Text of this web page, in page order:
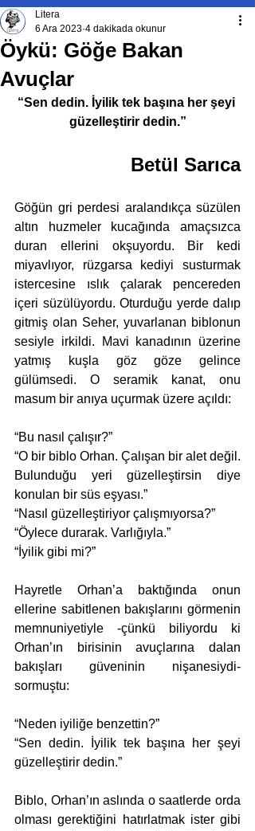
Öykü: Göğe Bakan
Avuçlar
Litera
6 Ara 2023 4 dakikada okunur
“Sen dedin. İyilik tek başına her şeyi
güzelleştirir dedin.”
Betül Sarıca
Göğün gri perdesi aralandıkça süzülen
altın huzmeler kucağında amaçsızca
duran ellerini okşuyordu. Bir kedi
miyavlıyor, rüzgarsa kediyi susturmak
istercesine ıslık çalarak pencereden
içeri süzülüyordu. Oturduğu yerde dalıp
gitmiş olan Seher, yuvarlanan biblonun
sesiyle irkildi. Mavi kanadının üzerine
yatmış kuşla göz göze gelince
gülümsedi. O seramik kanat, onu
masum bir anıya uçurmak üzere açıldı:
“Bu nasıl çalışır?”
“O bir biblo Orhan. Çalışan bir alet değil.
Bulunduğu yeri güzelleştirsin diye
konulan bir süs eşyası.”
“Nasıl güzelleştiriyor çalışmıyorsa?”
“Öylece durarak. Varlığıyla.”
“İyilik gibi mi?”
Hayretle Orhan’a baktığında onun
ellerine sabitlenen bakışlarını görmenin
memnuniyetiyle -çünkü biliyordu ki
Orhan’ın birisinin avuçlarına dalan
bakışları güveninin nişanesiydi-
sormuştu:
“Neden iyiliğe benzettin?”
“Sen dedin. İyilik tek başına her şeyi
güzelleştirir dedin.”
Biblo, Orhan’ın aslında o saatlerde orda
olması gerektiğini hatırlatmak ister gibi